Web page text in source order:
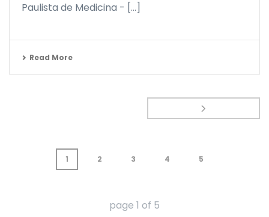
Paulista de Medicina - [...]
Read More
1 2 3 4 5
page 1 of 5